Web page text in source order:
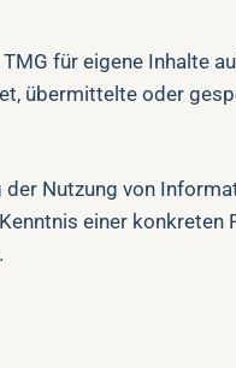
für eigene Inhalte
übermittelte oder
Nutzung von
einer